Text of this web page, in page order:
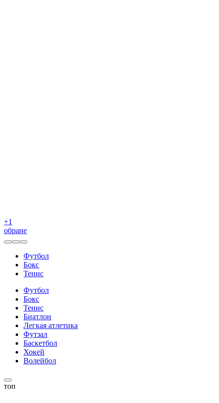
+1
обране
Футбол
Бокс
Тенис
Футбол
Бокс
Тенис
Биатлон
Легкая атлетика
Футзал
Баскетбол
Хокей
Волейбол
топ